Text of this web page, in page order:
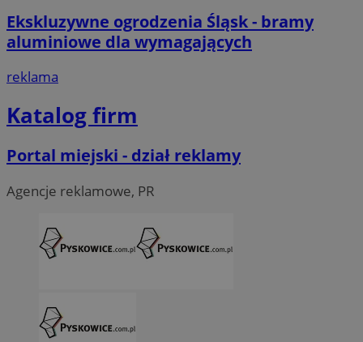
Ekskluzywne ogrodzenia Śląsk - bramy
aluminiowe dla wymagających
reklama
Katalog firm
Portal miejski - dział reklamy
Agencje reklamowe, PR